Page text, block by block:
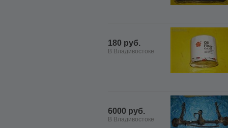
180 руб.
В Владивостоке
6000 руб.
В Владивостоке